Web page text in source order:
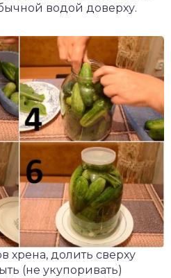
водой доверху.
хрена, долить сверху
(не укупоривать)